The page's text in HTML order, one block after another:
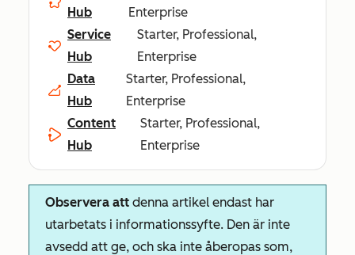
Hub
Enterprise
Service
Hub
Starter, Professional,
Enterprise
Data
Hub
Starter, Professional,
Enterprise
Content
Hub
Starter, Professional,
Enterprise
Observera att denna artikel endast har
utarbetats i informationssyfte. Den är inte
avsedd att ge, och ska inte åberopas som,